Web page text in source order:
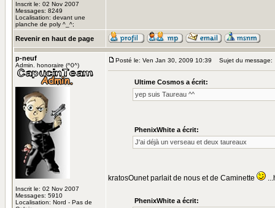
Inscrit le: 02 Nov 2007
Messages: 8249
Localisation: devant une
planche de poly ^_^;
Revenir en haut de page
p-neuf
Admin. honoraire (^0^)
Inscrit le: 02 Nov 2007
Messages: 5910
Localisation: Nord - Pas de
Posté le: Ven Jan 30, 2009 10:39 Sujet du message:
Ultime Cosmos a écrit:
yep suis Taureau ^^
PhenixWhite a écrit:
J'ai déjà un verseau et deux taureaux
kratosOunet parlait de nous et de Caminette
PhenixWhite a écrit: